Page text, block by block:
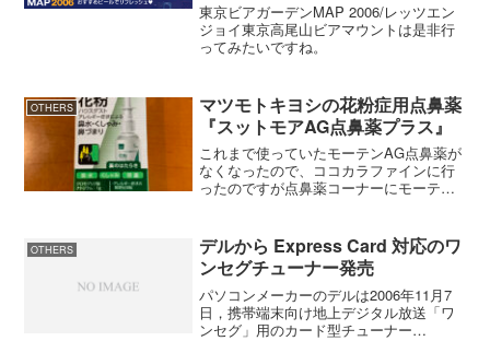
東京ビアガーデンMAP 2006/レッツエン
ジョイ東京高尾山ビアマウントは是非行
ってみたいですね。
OTHERS
マツモトキヨシの花粉症用点鼻薬
『スットモアAG点鼻薬プラス』
これまで使っていたモーテンAG点鼻薬が
なくなったので、ココカラファインに行
ったのですが点鼻薬コーナーにモーテン
ァインでしか買えないと思っていまし
た。点鼻薬コーナーには...
OTHERS
デルから Express Card 対応のワ
ンセグチューナー発売
パソコンメーカーのデルは2006年11月7
日，携帯端末向け地上デジタル放送「ワ
ンセグ」用のカード型チューナー